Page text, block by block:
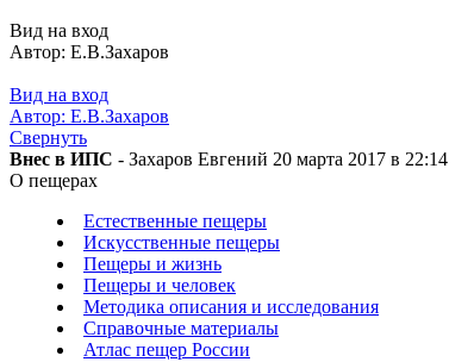
Вид на вход
Автор: Е.В.Захаров
Вид на вход
Автор: Е.В.Захаров
Свернуть
Внес в ИПС - Захаров Евгений 20 марта 2017 в 22:14
О пещерах
Естественные пещеры
Искусственные пещеры
Пещеры и жизнь
Пещеры и человек
Методика описания и исследования
Справочные материалы
Атлас пещер России